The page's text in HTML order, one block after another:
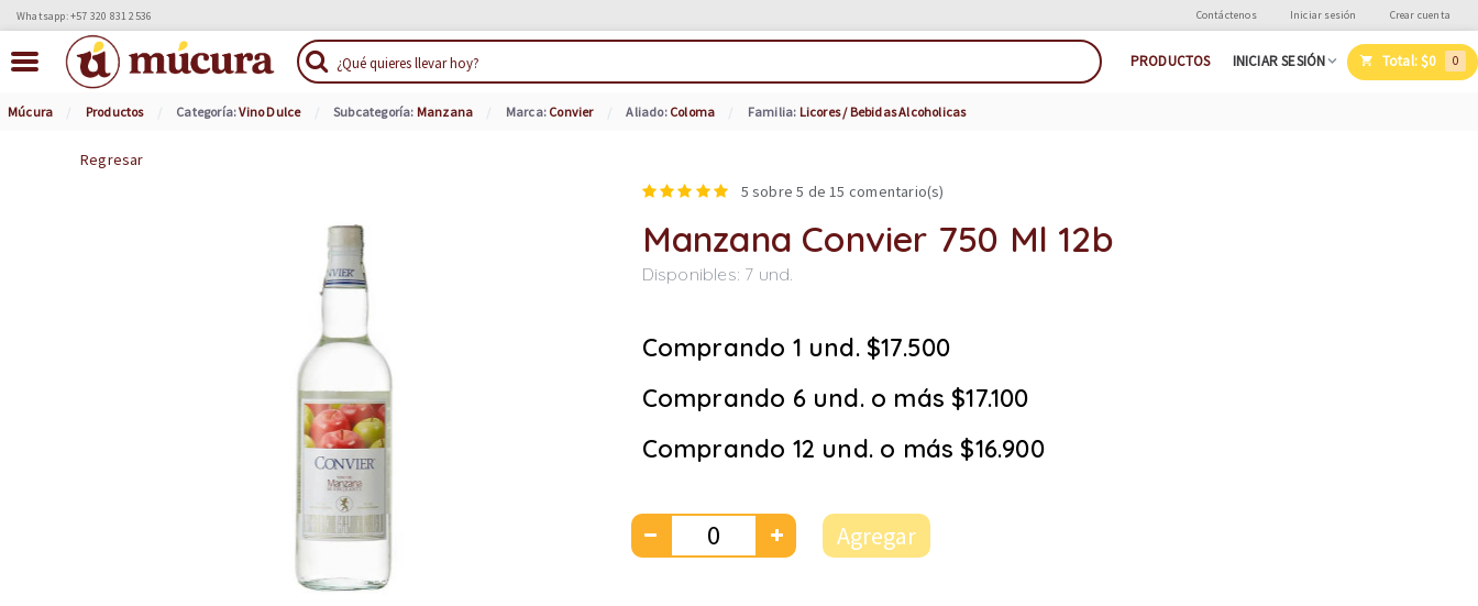
Whatsapp: +57 320 831 2536 Contáctenos Iniciar sesión Crear cuenta
PRODUCTOS INICIAR SESIÓN Total:$0 0
Múcura Productos Categoría:Vino Dulce Subcategoría: Manzana Marca: Convier Aliado: Coloma Familia: Licores / Bebidas Alcoholicas
Regresar
5 sobre 5 de15 comentario(s)
Manzana Convier 750 Ml 12b
Disponibles: 7 und.
Comprando 1 und. $17.500
Comprando 6 und. o más $17.100
Comprando 12 und. o más $16.900
Agregar